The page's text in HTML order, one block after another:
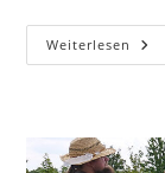
Weiterlesen